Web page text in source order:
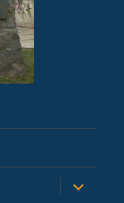
Zobrazit